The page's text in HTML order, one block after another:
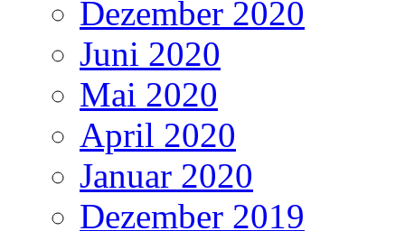
Dezember 2020
Juni 2020
Mai 2020
April 2020
Januar 2020
Dezember 2019